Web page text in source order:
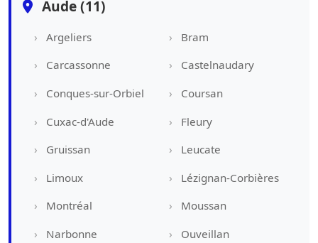
Aude (11)
Argeliers
Bram
Carcassonne
Castelnaudary
Conques-sur-Orbiel
Coursan
Cuxac-d'Aude
Fleury
Gruissan
Leucate
Limoux
Lézignan-Corbières
Montréal
Moussan
Narbonne
Ouveillan